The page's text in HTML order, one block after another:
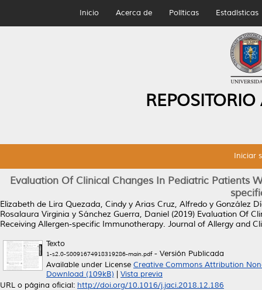
Inicio Acerca de Políticas Estadísticas
Iniciar
Evaluation Of Clinical Changes In Pediatric Patients
Elizabeth de Lira Quezada, Cindy y Arias Cruz, Alfredo y González
Rosalaura Virginia y Sánchez Guerra, Daniel (2019) Evaluation Of
Receiving Allergen-specific Immunotherapy. Journal of Allergy and
Texto
1-s2.0-S0091674918319286-main.pdf- Versión Publicada
Available under License Creative Commons Attribution
Download (109kB)
Vista previa
URL o página oficial: http://doi.org/10.1016/j.jaci.2018.12.186